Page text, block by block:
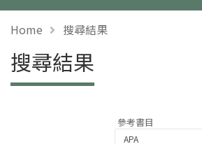
Home 搜尋結果
搜尋結果
參考書目